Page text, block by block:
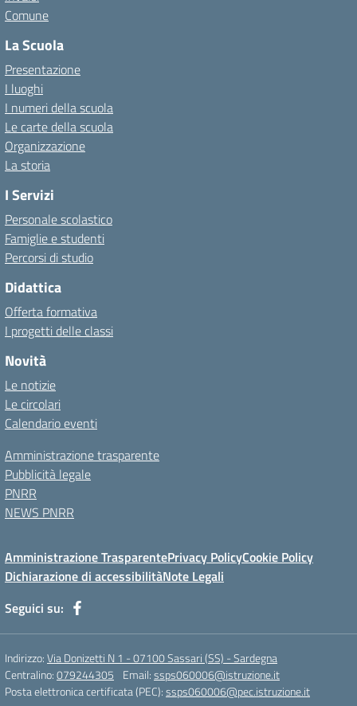
Comune
La Scuola
Presentazione
I luoghi
I numeri della scuola
Le carte della scuola
Organizzazione
La storia
I Servizi
Personale scolastico
Famiglie e studenti
Percorsi di studio
Didattica
Offerta formativa
I progetti delle classi
Novità
Le notizie
Le circolari
Calendario eventi
Amministrazione trasparente
Pubblicità legale
PNRR
NEWS PNRR
Amministrazione TrasparentePrivacy PolicyCookie Policy
Dichiarazione di accessibilitàNote Legali
Seguici su:
Indirizzo:Via Donizetti N 1 - 07100 Sassari (SS) - Sardegna
Centralino:079244305 Email:ssps060006@istruzione.it
Posta elettronica certificata (PEC):ssps060006@pec.istruzione.it